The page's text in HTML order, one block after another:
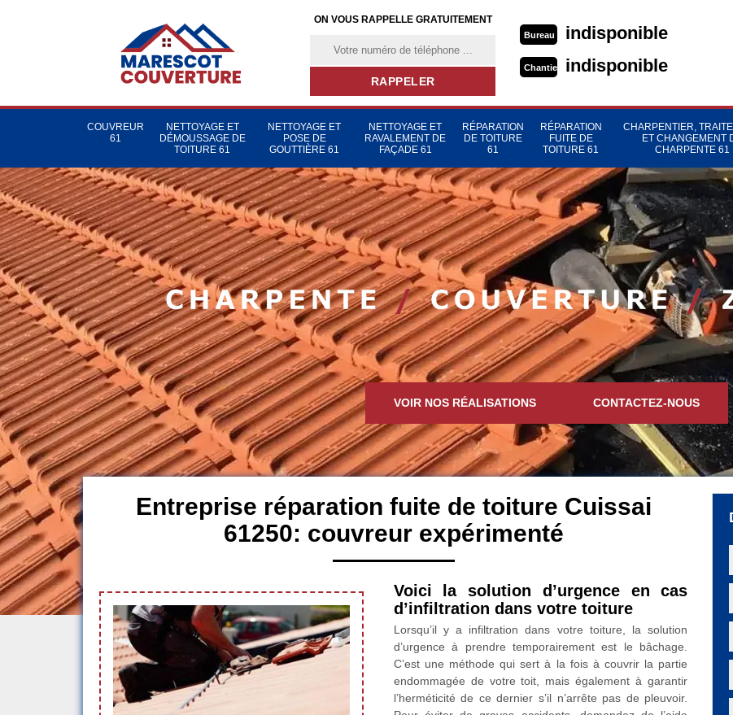
ON VOUS RAPPELLE GRATUITEMENT
Bureau indisponible
Chantier indisponible
COUVREUR
61
NETTOYAGE ET
DÉMOUSSAGE DE
TOITURE 61
NETTOYAGE ET
POSE DE
GOUTTIÈRE 61
NETTOYAGE ET
RAVALEMENT DE
FAÇADE 61
RÉPARATION
DE TOITURE
61
RÉPARATION
FUITE DE
TOITURE 61
CHARPENTIER,
ET CHANGEMENT
CHARPENTE 61
VOIR NOS RÉALISATIONS CONTACTEZ-NOUS
Entreprise réparation fuite de toiture Cuissai
61250: couvreur expérimenté
Voici la solution d’urgence en cas
d’infiltration dans votre toiture
Lorsqu’il y a infiltration dans votre toiture, la solution
d’urgence à prendre temporairement est le bâchage.
C’est une méthode qui sert à la fois à couvrir la partie
endommagée de votre toit, mais également à garantir
l’herméticité de ce dernier s’il n’arrête pas de pleuvoir.